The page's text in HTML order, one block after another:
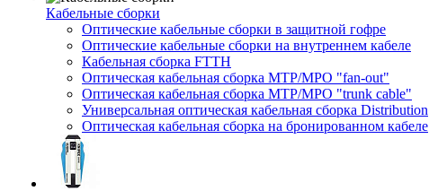
Кабельные сборки
Оптические кабельные сборки в защитной гофре
Оптические кабельные сборки на внутреннем кабеле
Кабельная сборка FTTH
Оптическая кабельная сборка MTP/MPO "fan-out"
Оптическая кабельная сборка MTP/MPO "trunk cable"
Универсальная оптическая кабельная сборка Distribution
Оптическая кабельная сборка на бронированном кабеле